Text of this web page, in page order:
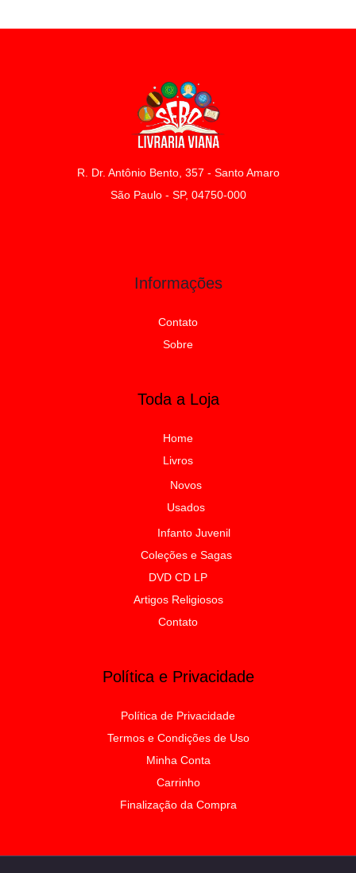
R. Dr. Antônio Bento, 357 - Santo Amaro
São Paulo - SP, 04750-000
Informações
Contato
Sobre
Toda a Loja
Home
Livros
Novos
Usados
Infanto Juvenil
Coleções e Sagas
DVD CD LP
Artigos Religiosos
Contato
Política e Privacidade
Política de Privacidade
Termos e Condições de Uso
Minha Conta
Carrinho
Finalização da Compra